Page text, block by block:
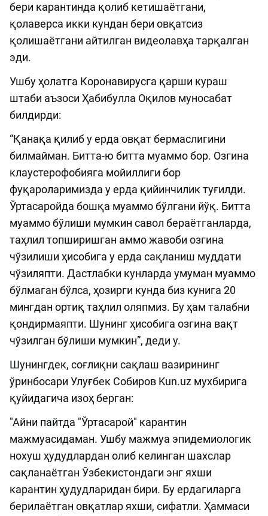
бери карантинда қолиб кетишаётгани,
қолаверса икки кундан бери овқатсиз
қолишаётгани айтилган видеолавҳа тарқалган
эди.
Ушбу ҳолатга Коронавирусга қарши кураш
штаби аъзоси Ҳабибулла Оқилов муносабат
билдирди:
“Қанақа қилиб у ерда овқат бермаслигини
билмайман. Битта-ю битта муаммо бор. Озгина
клаустерофобияга мойиллиги бор
фуқароларимизда у ерда қийинчилик туғилди.
Ўртасаройда бошқа муаммо бўлгани йўқ. Битта
муаммо бўлиши мумкин савол бераётганларда,
таҳлил топширишган аммо жавоби озгина
чўзилиши ҳисобига у ерда сақланиш муддати
чўзиляпти. Дастлабки кунларда умуман муаммо
бўлмаган бўлса, ҳозирги кунда биз кунига 20
мингдан ортиқ таҳлил оляпмиз. Бу ҳам талабни
қондирмаяпти. Шунинг ҳисобига озгина вақт
чўзилган бўлиши мумкин”, деди у.
Шунингдек, соғлиқни сақлаш вазирининг
ўринбосари Улуғбек Собиров Kun.uz мухбирига
қуйидагича изоҳ берган:
"Айни пайтда "Ўртасарой" карантин
мажмуасидаман. Ушбу мажмуа эпидемиологик
нохуш ҳудудлардан олиб келинган шахслар
сақланаётган Ўзбекистондаги энг яхши
карантин ҳудудларидан бири. Бу ердагиларга
берилаётган овқатлар яхши, сифатли. Ҳаммаси